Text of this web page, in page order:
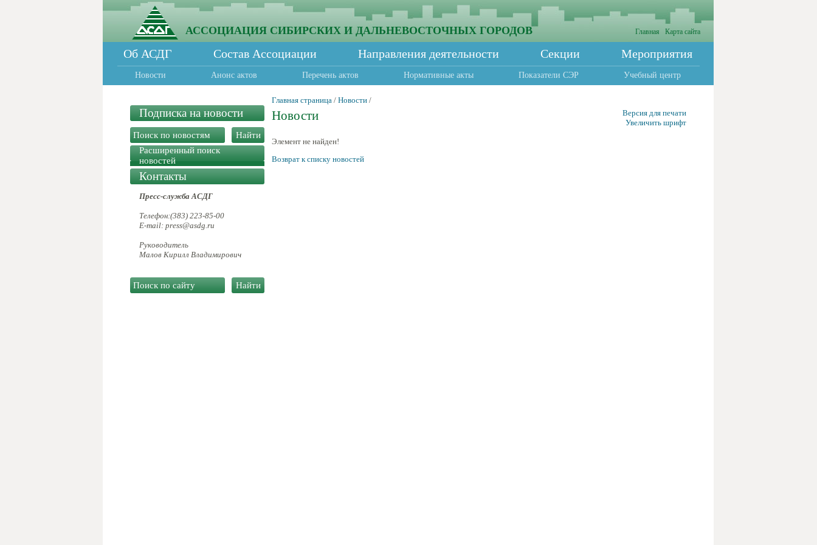
АССОЦИАЦИЯ СИБИРСКИХ И ДАЛЬНЕВОСТОЧНЫХ ГОРОДОВ Главная Карта сайта
Об АСДГ Состав Ассоциации Направления деятельности Секции Мероприятия
Новости Анонс актов Перечень актов Нормативные акты Показатели СЭР Учебный центр
Подписка на новости
Расширенный поиск
новостей
Контакты
Пресс-служба АСДГ
Телефон:(383) 223-85-00
E-mail: press@asdg.ru
Руководитель
Малов Кирилл Владимирович
Главная страница / Новости /
Новости
Версия для печати
Увеличить шрифт
Элемент не найден!
Возврат к списку новостей